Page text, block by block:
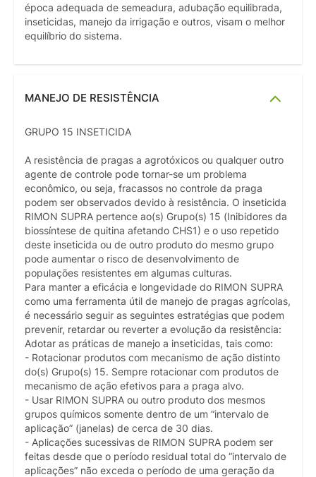
época adequada de semeadura, adubação equilibrada,
inseticidas, manejo da irrigação e outros, visam o melhor
equilíbrio do sistema.
MANEJO DE RESISTÊNCIA
GRUPO 15 INSETICIDA
A resistência de pragas a agrotóxicos ou qualquer outro
agente de controle pode tornar-se um problema
econômico, ou seja, fracassos no controle da praga
podem ser observados devido à resistência. O inseticida
RIMON SUPRA pertence ao(s) Grupo(s) 15 (Inibidores da
biossíntese de quitina afetando CHS1) e o uso repetido
deste inseticida ou de outro produto do mesmo grupo
pode aumentar o risco de desenvolvimento de
populações resistentes em algumas culturas.
Para manter a eficácia e longevidade do RIMON SUPRA
como uma ferramenta útil de manejo de pragas agrícolas,
é necessário seguir as seguintes estratégias que podem
prevenir, retardar ou reverter a evolução da resistência:
Adotar as práticas de manejo a inseticidas, tais como:
- Rotacionar produtos com mecanismo de ação distinto
do(s) Grupo(s) 15. Sempre rotacionar com produtos de
mecanismo de ação efetivos para a praga alvo.
- Usar RIMON SUPRA ou outro produto dos mesmos
grupos químicos somente dentro de um “intervalo de
aplicação” (janelas) de cerca de 30 dias.
- Aplicações sucessivas de RIMON SUPRA podem ser
feitas desde que o período residual total do “intervalo de
aplicações” não exceda o período de uma geração da